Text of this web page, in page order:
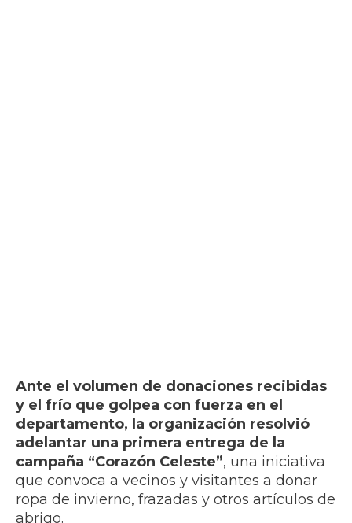
Ante el volumen de donaciones recibidas
y el frío que golpea con fuerza en el
departamento, la organización resolvió
adelantar una primera entrega de la
campaña “Corazón Celeste”, una iniciativa
que convoca a vecinos y visitantes a donar
ropa de invierno, frazadas y otros artículos de
abrigo.